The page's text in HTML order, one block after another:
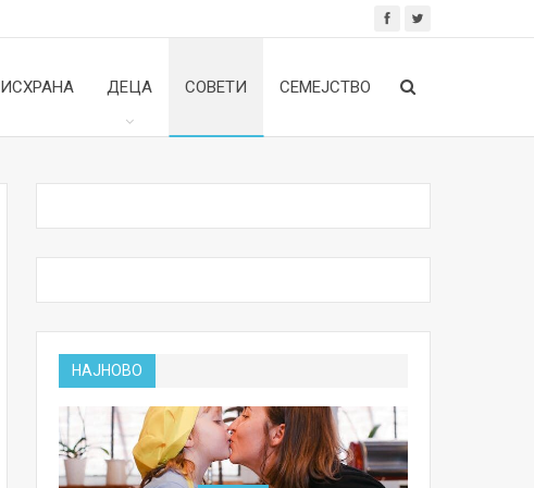
ИСХРАНА ДЕЦА СОВЕТИ СЕМЕЈСТВО
НАЈНОВО